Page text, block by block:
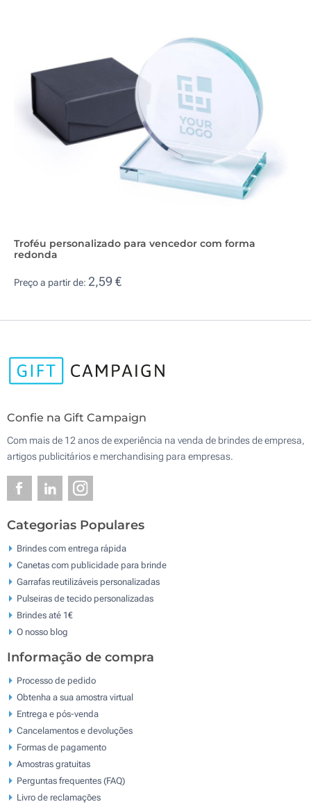
Troféu personalizado para vencedor com forma
redonda
Preço a partir de: 2,59 €
Confie na Gift Campaign
Com mais de 12 anos de experiência na venda de brindes de empresa,
artigos publicitários e merchandising para empresas.
Categorias Populares
Brindes com entrega rápida
Canetas com publicidade para brinde
Garrafas reutilizáveis personalizadas
Pulseiras de tecido personalizadas
Brindes até 1€
O nosso blog
Informação de compra
Processo de pedido
Obtenha a sua amostra virtual
Entrega e pós-venda
Cancelamentos e devoluções
Formas de pagamento
Amostras gratuitas
Perguntas frequentes (FAQ)
Livro de reclamaçōes